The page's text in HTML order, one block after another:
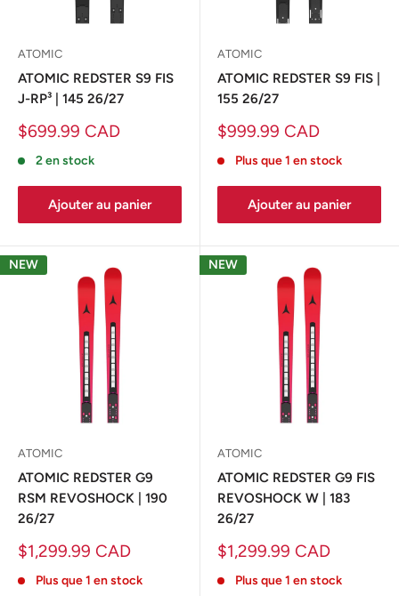
ATOMIC
ATOMIC REDSTER S9 FIS
J-RP³ | 145 26/27
Prix
$699.99 CAD
2 en stock
Ajouter au panier
ATOMIC
ATOMIC REDSTER S9 FIS |
155 26/27
Prix
$999.99 CAD
Plus que 1 en stock
Ajouter au panier
NEW
ATOMIC
ATOMIC REDSTER G9
RSM REVOSHOCK | 190
26/27
Prix
$1,299.99 CAD
Plus que 1 en stock
NEW
ATOMIC
ATOMIC REDSTER G9 FIS
REVOSHOCK W | 183
26/27
Prix
$1,299.99 CAD
Plus que 1 en stock